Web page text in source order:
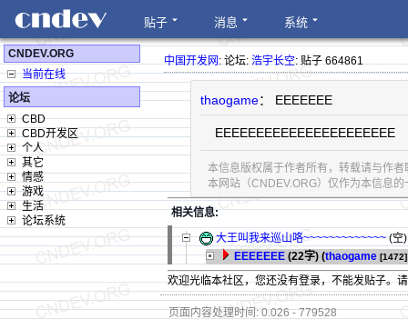
贴子 消息 系统
CNDEV.ORG
当前在线
论坛
CBD
CBD开发区
个人
其它
情感
游戏
生活
论坛系统
中国开发网: 论坛:浩宇长空: 贴子 664861
thaogame： EEEEEEE
EEEEEEEEEEEEEEEEEEEEEE
本信息版权属于作者所有，转载请与作
本网站（CNDEV.ORG）仅作为本信息
相关信息:
大王叫我来巡山咯~~~~~~~~~~~~~(空)
EEEEEEE (22字) (thaogame [1472]
欢迎光临本社区，您还没有登录，不能发贴子。
页面内容处理时间: 0.026 - 779528